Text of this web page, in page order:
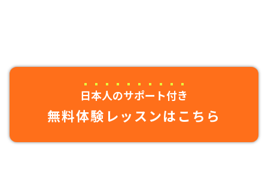
日本人のサポート付き
無料体験レッスンはこちら